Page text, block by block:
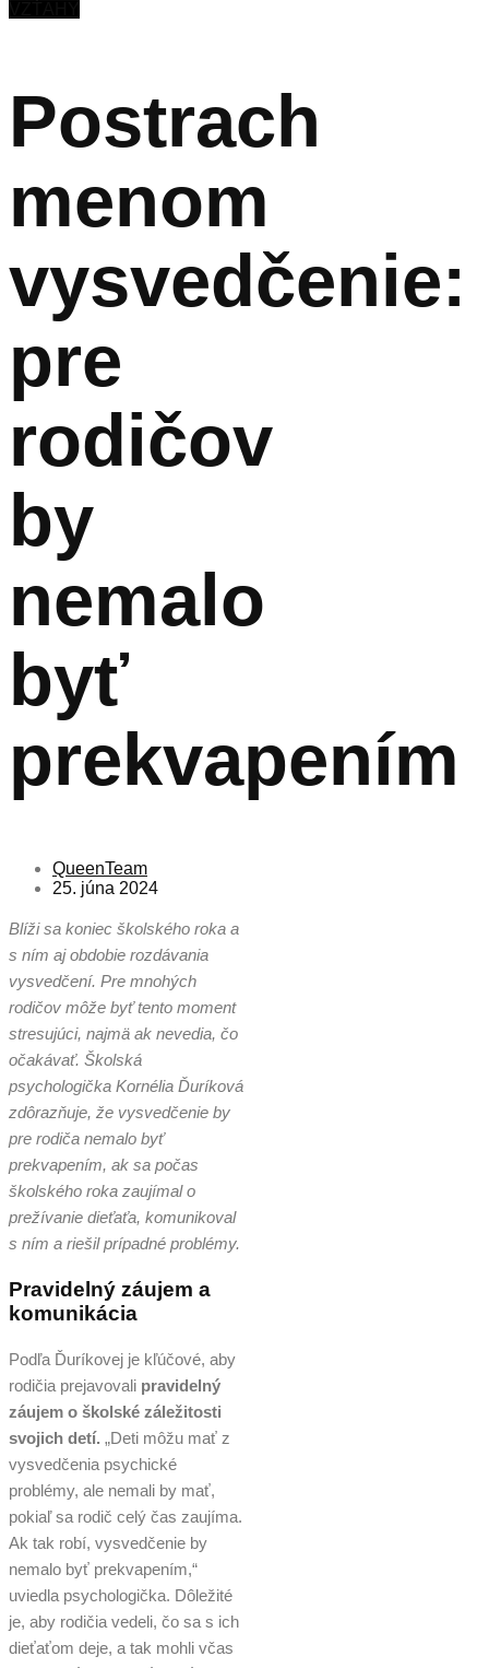
Postrach
menom
vysvedčenie:
pre
rodičov
by
nemalo
byť
prekvapením
QueenTeam
25. júna 2024
Blíži sa koniec školského roka a
s ním aj obdobie rozdávania
vysvedčení. Pre mnohých
rodičov môže byť tento moment
stresujúci, najmä ak nevedia, čo
očakávať. Školská
psychologička Kornélia Ďuríková
zdôrazňuje, že vysvedčenie by
pre rodiča nemalo byť
prekvapením, ak sa počas
školského roka zaujímal o
prežívanie dieťaťa, komunikoval
s ním a riešil prípadné problémy.
Pravidelný záujem a
komunikácia
Podľa Ďuríkovej je kľúčové, aby
rodičia prejavovali pravidelný
záujem o školské záležitosti
svojich detí. „Deti môžu mať z
vysvedčenia psychické
problémy, ale nemali by mať,
pokiaľ sa rodič celý čas zaujíma.
Ak tak robí, vysvedčenie by
nemalo byť prekvapením,“
uviedla psychologička. Dôležité
je, aby rodičia vedeli, čo sa s ich
dieťaťom deje, a tak mohli včas